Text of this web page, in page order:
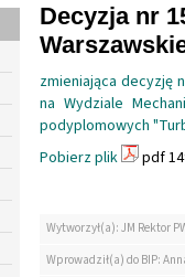
Decyzja nr
zmieniająca decyzję
na Wydziale
podyplomowych
Pobierz plik
pdf
Wytworzył(a): JM Rektor
Wprowadził(a) do BIP: